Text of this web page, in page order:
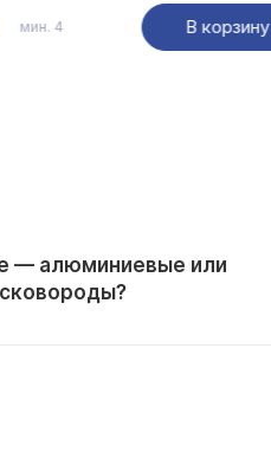
мин. 4 В корзину
— алюминиевые или